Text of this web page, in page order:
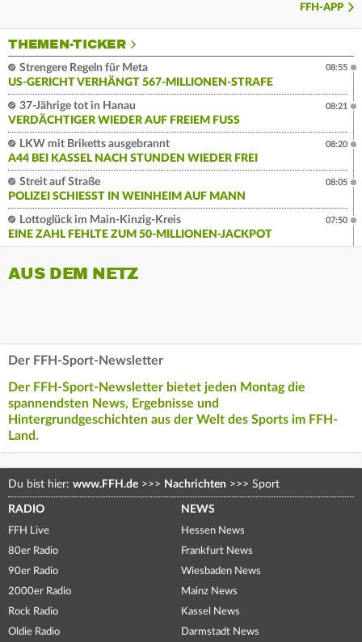
FFH-APP
THEMEN-TICKER
Strengere Regeln für Meta
US-GERICHT VERHÄNGT 567-MILLIONEN-STRAFE
08:55
37-Jährige tot in Hanau
VERDÄCHTIGER WIEDER AUF FREIEM FUSS
08:21
LKW mit Briketts ausgebrannt
A44 BEI KASSEL NACH STUNDEN WIEDER FREI
08:20
Streit auf Straße
POLIZEI SCHIESST IN WEINHEIM AUF MANN
08:05
Lottoglück im Main-Kinzig-Kreis
EINE ZAHL FEHLTE ZUM 50-MILLIONEN-JACKPOT
07:50
AUS DEM NETZ
Der FFH-Sport-Newsletter
Der FFH-Sport-Newsletter bietet jeden Montag die
spannendsten News, Ergebnisse und
Hintergrundgeschichten aus der Welt des Sports im FFH-
Land.
Du bist hier: www.FFH.de >>> Nachrichten >>> Sport
RADIO
FFH Live
80er Radio
90er Radio
2000er Radio
Rock Radio
Oldie Radio
NEWS
Hessen News
Frankfurt News
Wiesbaden News
Mainz News
Kassel News
Darmstadt News